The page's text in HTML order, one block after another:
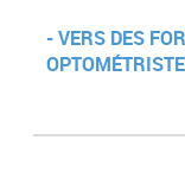
- VERS DES